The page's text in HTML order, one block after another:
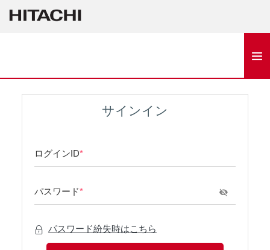
サインイン
ログインID*
パスワード*
パスワード紛失時はこちら